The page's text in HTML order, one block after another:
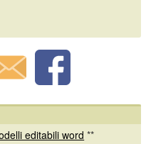
editabili word **